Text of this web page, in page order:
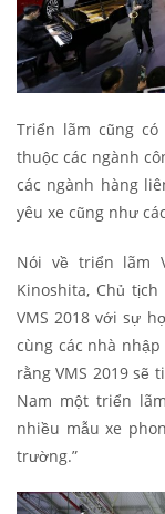
Triển lãm cũng
thuộc các ngành
các ngành hàng
yêu xe cũng như
Nói về triển lãm
Kinoshita, Chủ
VMS 2018 với sự
cùng các nhà
rằng VMS 2019 sẽ
Nam một triển
nhiều mẫu xe
trường.”